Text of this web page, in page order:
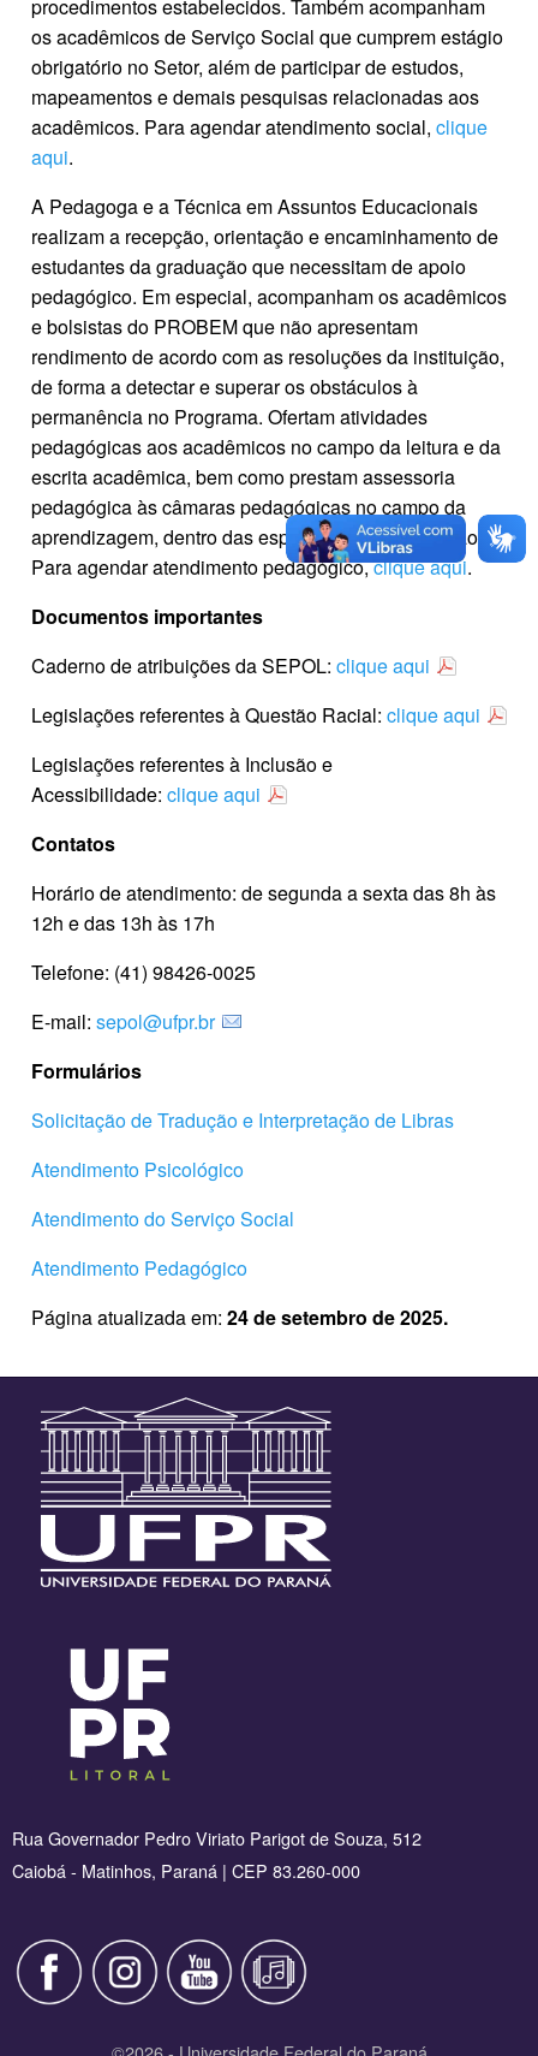
procedimentos estabelecidos. Também acompanham
os acadêmicos de Serviço Social que cumprem estágio
obrigatório no Setor, além de participar de estudos,
mapeamentos e demais pesquisas relacionadas aos
acadêmicos. Para agendar atendimento social, clique
aqui.
A Pedagoga e a Técnica em Assuntos Educacionais
realizam a recepção, orientação e encaminhamento de
estudantes da graduação que necessitam de apoio
pedagógico. Em especial, acompanham os acadêmicos
e bolsistas do PROBEM que não apresentam
rendimento de acordo com as resoluções da instituição,
de forma a detectar e superar os obstáculos à
permanência no Programa. Ofertam atividades
pedagógicas aos acadêmicos no campo da leitura e da
escrita acadêmica, bem como prestam assessoria
pedagógica às câmaras pedagógicas no campo da
aprendizagem, dentro das especificidades da Seção.
Para agendar atendimento pedagógico,clique aqui.
Documentos importantes
Caderno de atribuições da SEPOL: clique aqui
Legislações referentes à Questão Racial: clique aqui
Legislações referentes à Inclusão e
Acessibilidade: clique aqui
Contatos
Horário de atendimento: de segunda a sexta das 8h às
12h e das 13h às 17h
Telefone: (41) 98426-0025
E-mail: sepol@ufpr.br
Formulários
Solicitação de Tradução e Interpretação de Libras
Atendimento Psicológico
Atendimento do Serviço Social
Atendimento Pedagógico
Página atualizada em: 24 de setembro de 2025.
Rua Governador Pedro Viriato Parigot de Souza, 512
Caiobá - Matinhos, Paraná | CEP 83.260-000